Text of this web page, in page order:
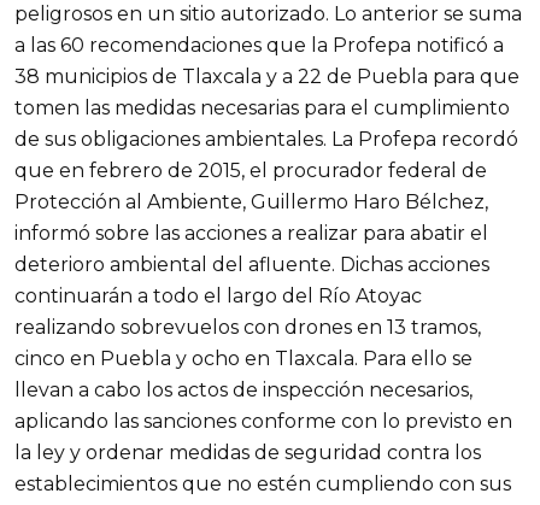
peligrosos en un sitio autorizado. Lo anterior se suma
a las 60 recomendaciones que la Profepa notificó a
38 municipios de Tlaxcala y a 22 de Puebla para que
tomen las medidas necesarias para el cumplimiento
de sus obligaciones ambientales. La Profepa recordó
que en febrero de 2015, el procurador federal de
Protección al Ambiente, Guillermo Haro Bélchez,
informó sobre las acciones a realizar para abatir el
deterioro ambiental del afluente. Dichas acciones
continuarán a todo el largo del Río Atoyac
realizando sobrevuelos con drones en 13 tramos,
cinco en Puebla y ocho en Tlaxcala. Para ello se
llevan a cabo los actos de inspección necesarios,
aplicando las sanciones conforme con lo previsto en
la ley y ordenar medidas de seguridad contra los
establecimientos que no estén cumpliendo con sus